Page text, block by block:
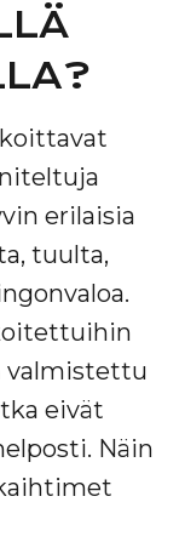
erilaisia
tuulta,
valmistettu
eivät
Näin